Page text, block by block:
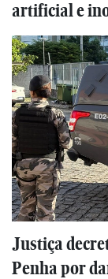
artificial e
Justiça
Penha por